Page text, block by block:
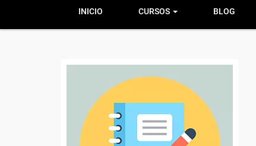
INICIO CURSOS BLOG